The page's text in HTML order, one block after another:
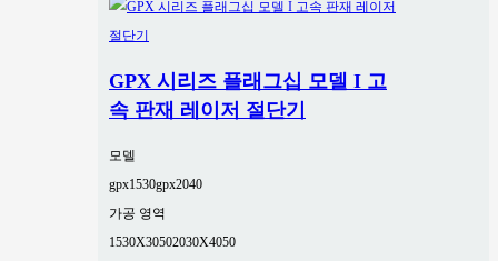
GPX 시리즈 플래그십 모델 I 고
속 판재 레이저 절단기
모델
gpx1530gpx2040
가공 영역
1530X30502030X4050